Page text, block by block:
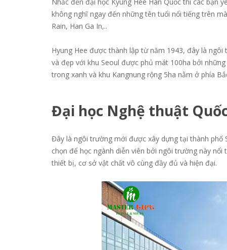
Nhắc đến đại học Kyung Hee Hàn Quốc thì các bạn
không nghĩ ngay đến những tên tuổi nổi tiếng trên
Rain, Han Ga In,..
Hyung Hee được thành lập từ năm 1943, đây là
và đẹp với khu Seoul được phủ mát 100ha bởi
trong xanh và khu Kangnung rộng 5ha nằm ở phía
Đại học Nghệ thuật
Đây là ngôi trường mới được xây dựng tại thành phố
chọn để học ngành diễn viên bởi ngôi trường này
thiết bị, cơ sở vật chất vô cùng đầy đủ và hiện đại.